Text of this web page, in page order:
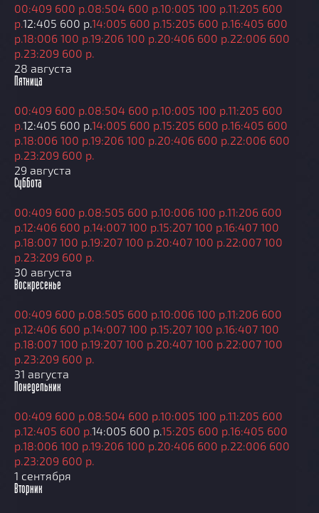
00:409 600 р. 08:504 600 р.10:005 100 р.11:205 600
р.12:405 600 р.14:005 600 р.15:205 600 р.16:405 600
р.18:006 100 р.19:206 100 р. 20:406 600 р. 22:006 600
р. 23:209 600 р.
28 августа
Пятница
00:409 600 р. 08:504 600 р.10:005 100 р.11:205 600
р.12:405 600 р.14:005 600 р.15:205 600 р.16:405 600
р.18:006 100 р.19:206 100 р. 20:406 600 р. 22:006 600
р. 23:209 600 р.
29 августа
Суббота
00:409 600 р. 08:505 600 р.10:006 100 р.11:206 600
р.12:406 600 р.14:007 100 р.15:207 100 р.16:407 100
р.18:007 100 р.19:207 100 р. 20:407 100 р. 22:007 100
р. 23:209 600 р.
30 августа
Воскресенье
00:409 600 р. 08:505 600 р.10:006 100 р.11:206 600
р.12:406 600 р.14:007 100 р.15:207 100 р.16:407 100
р.18:007 100 р.19:207 100 р. 20:407 100 р. 22:007 100
р. 23:209 600 р.
31 августа
Понедельник
00:409 600 р. 08:504 600 р.10:005 100 р.11:205 600
р.12:405 600 р.14:005 600 р.15:205 600 р.16:405 600
р.18:006 100 р.19:206 100 р. 20:406 600 р. 22:006 600
р. 23:209 600 р.
1 сентября
Вторник